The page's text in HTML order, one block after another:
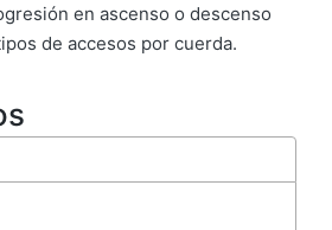
en ascenso o descenso
de accesos por cuerda.